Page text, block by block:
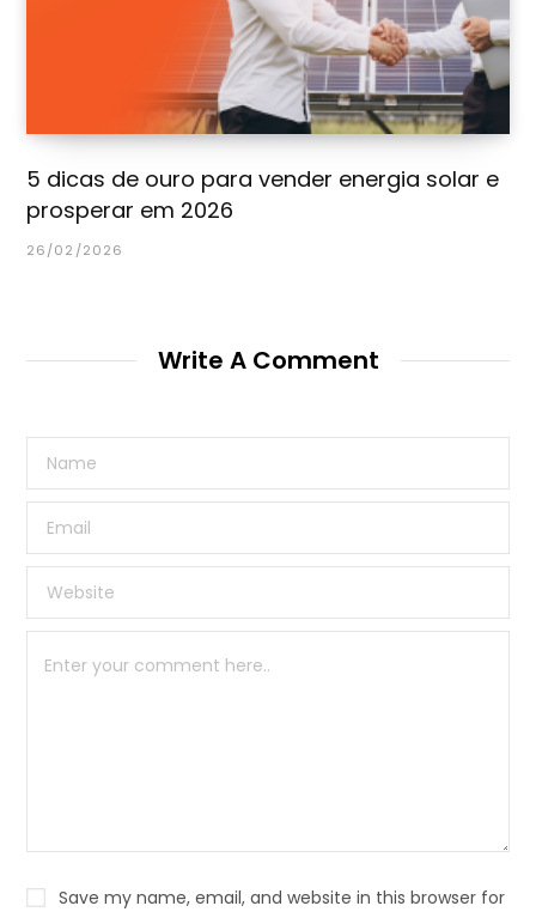
5 dicas de ouro para vender energia solar e
prosperar em 2026
26/02/2026
Write A Comment
Save my name, email, and website in this browser for